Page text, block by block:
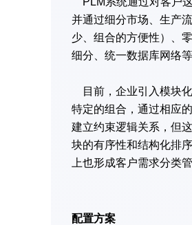
并通过细分市场、生产
少、组合的方便性）、
细分、统一数据库网络
目前，企业引入模块
特定的组合，通过相应
建立约束逻辑关系，但
块的有序性和结构化排
上也形成客户需求分类管
配置方案